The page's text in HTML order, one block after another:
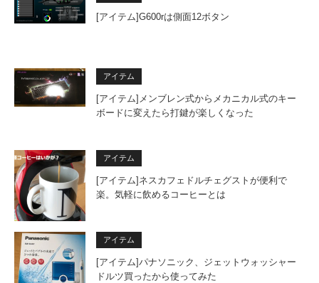
[アイテム]G600rは側面12ボタン
アイテム
[アイテム]メンブレン式からメカニカル式のキー
ボードに変えたら打鍵が楽しくなった
アイテム
[アイテム]ネスカフェドルチェグストが便利で
楽。気軽に飲めるコーヒーとは
アイテム
[アイテム]パナソニック、ジェットウォッシャー
ドルツ買ったから使ってみた